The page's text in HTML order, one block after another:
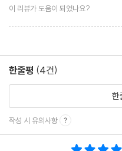
지 않았다는 시간적 체감에도
이 리뷰가 도움이 되었나요?
한줄평 (4건)
한
작성 시 유의사항